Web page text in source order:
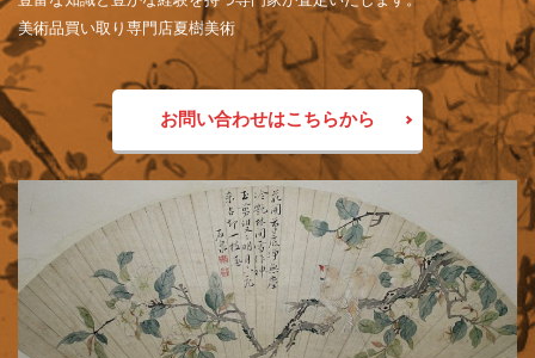
美術品買い取り専門店夏樹美術
お問い合わせはこちらから